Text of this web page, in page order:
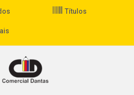
Títulos